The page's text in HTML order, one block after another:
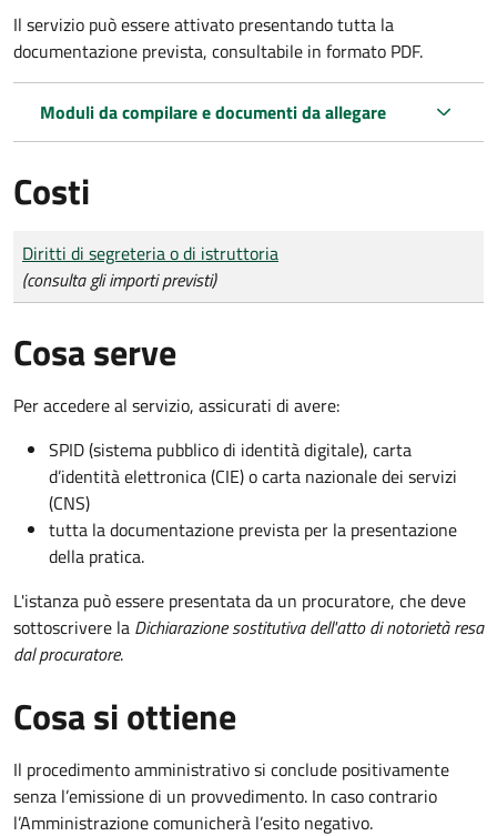
Il servizio può essere attivato presentando tutta la
documentazione prevista, consultabile in formato PDF.
Moduli da compilare e documenti da allegare
Costi
Tipo di pagamento
Importo
Diritti di segreteria o di istruttoria
(consulta gli importi previsti)
Cosa serve
Per accedere al servizio, assicurati di avere:
SPID (sistema pubblico di identità digitale), carta
d’identità elettronica (CIE) o carta nazionale dei servizi
(CNS)
tutta la documentazione prevista per la presentazione
della pratica.
L'istanza può essere presentata da un procuratore, che deve
sottoscrivere la Dichiarazione sostitutiva dell'atto di notorietà resa
dal procuratore.
Cosa si ottiene
Il procedimento amministrativo si conclude positivamente
senza l’emissione di un provvedimento. In caso contrario
l’Amministrazione comunicherà l’esito negativo.